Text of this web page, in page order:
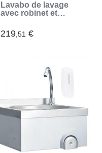
Lavabo de lavage
avec robinet et
Inox (Argent)
219,51 €